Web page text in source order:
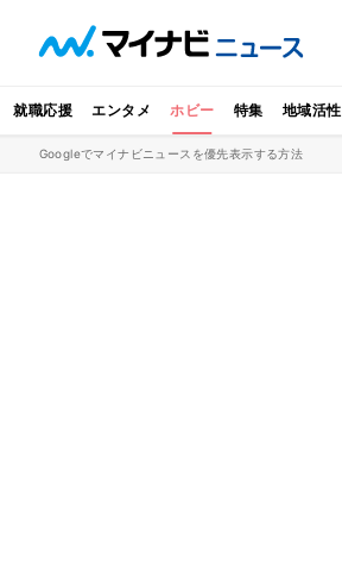
就職応援 エンタメ ホビー 特集 地域活性
Googleでマイナビニュースを優先表示する方法